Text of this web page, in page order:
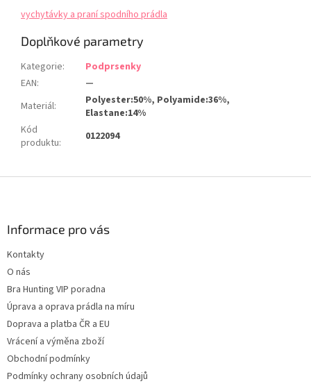
vychytávky a praní spodního prádla
Doplňkové parametry
Kategorie:
Podprsenky
EAN:
—
Materiál:
Polyester:50%, Polyamide:36%,
Elastane:14%
Kód
produktu: 0122094
Informace pro vás
Kontakty
O nás
Bra Hunting VIP poradna
Úprava a oprava prádla na míru
Doprava a platba ČR a EU
Vrácení a výměna zboží
Obchodní podmínky
Podmínky ochrany osobních údajů